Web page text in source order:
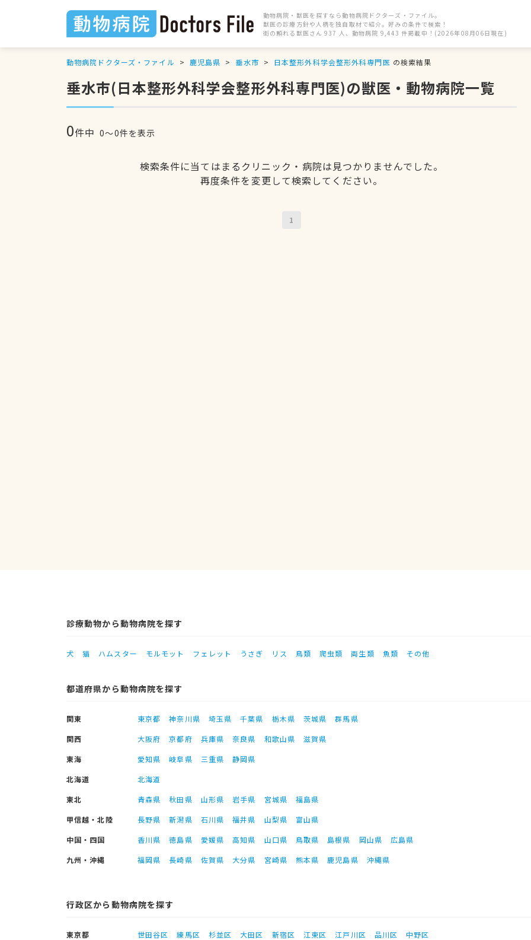
動物病院・獣医を探すなら動物病院ドクターズ・ファイル。
獣医の診療方針や人柄を独自取材で紹介。好みの条件で検索！
街の頼れる獣医さん 937 人、動物病院 9,443 件掲載中！(2026年08月06日現在)
動物病院ドクターズ・ファイル 鹿児島県 垂水市 日本整形外科学会整形外科専門医 の検索結果
垂水市(日本整形外科学会整形外科専門医)の獣医・動物病院一覧
0件中 0〜0件を表示
検索条件に当てはまるクリニック・病院は見つかりませんでした。
再度条件を変更して検索してください。
1
診療動物から動物病院を探す
犬 猫 ハムスター モルモット フェレット うさぎ リス 鳥類 爬虫類 両生類 魚類 その他
都道府県から動物病院を探す
関東 東京都 神奈川県 埼玉県 千葉県 栃木県 茨城県
群馬県
関西
大阪府 京都府 兵庫県 奈良県 和歌山県
滋賀県
東海
愛知県 岐阜県 三重県
静岡県
北海道
北海道
東北
青森県 秋田県 山形県 岩手県 宮城県
福島県
甲信越・北陸
長野県 新潟県 石川県 福井県 山梨県
富山県
中国・四国
香川県 徳島県 愛媛県 高知県 山口県 鳥取県 島根県 岡山県
広島県
九州・沖縄
福岡県 長崎県 佐賀県 大分県 宮崎県 熊本県 鹿児島県 沖縄県
行政区から動物病院を探す
東京都 世田谷区 練馬区 杉並区 大田区 新宿区 江東区 江戸川区 品川区
中野区